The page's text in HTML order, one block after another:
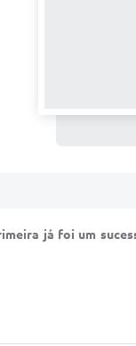
já foi um